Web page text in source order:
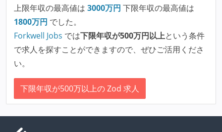
上限年収の最高値は 3000万円 下限年収の最高値は
1800万円 でした。
Forkwell Jobs では下限年収が500万円以上という条件
で求人を探すことができますので、ぜひご活用くださ
い。
下限年収が500万以上の Zod 求人